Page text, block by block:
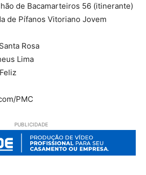
de Bacamarteiros 56 (itinerante)
de Pífanos Vitoriano Jovem
Rosa
Lima
PMC
PUBLICIDADE